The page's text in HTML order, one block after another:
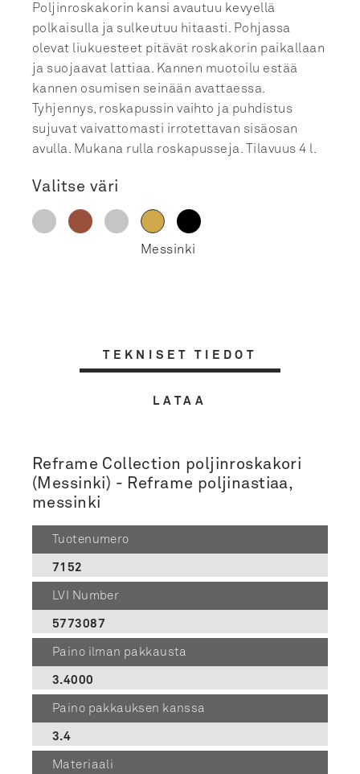
Poljinroskakorin kansi avautuu kevyellä
polkaisulla ja sulkeutuu hitaasti. Pohjassa
olevat liukuesteet pitävät roskakorin paikallaan
ja suojaavat lattiaa. Kannen muotoilu estää
kannen osumisen seinään avattaessa.
Tyhjennys, roskapussin vaihto ja puhdistus
sujuvat vaivattomasti irrotettavan sisäosan
avulla. Mukana rulla roskapusseja. Tilavuus 4 l.
Valitse väri
TEKNISET TIEDOT
LATAA
Reframe Collection poljinroskakori
(Messinki) - Reframe poljinastiaa,
messinki
Tuotenumero
7152
LVI Number
5773087
Paino ilman pakkausta
3.4000
Paino pakkauksen kanssa
3.4
Materiaali